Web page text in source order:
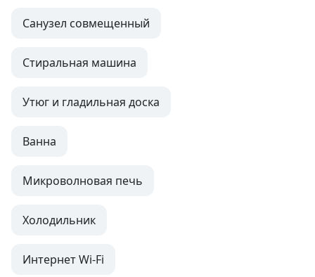
Санузел совмещенный
Стиральная машина
Утюг и гладильная доска
Ванна
Микроволновая печь
Холодильник
Интернет Wi-Fi